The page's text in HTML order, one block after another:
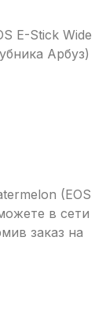
E-Stick Wide
Арбуз)
(EOS
в сети
заказ на